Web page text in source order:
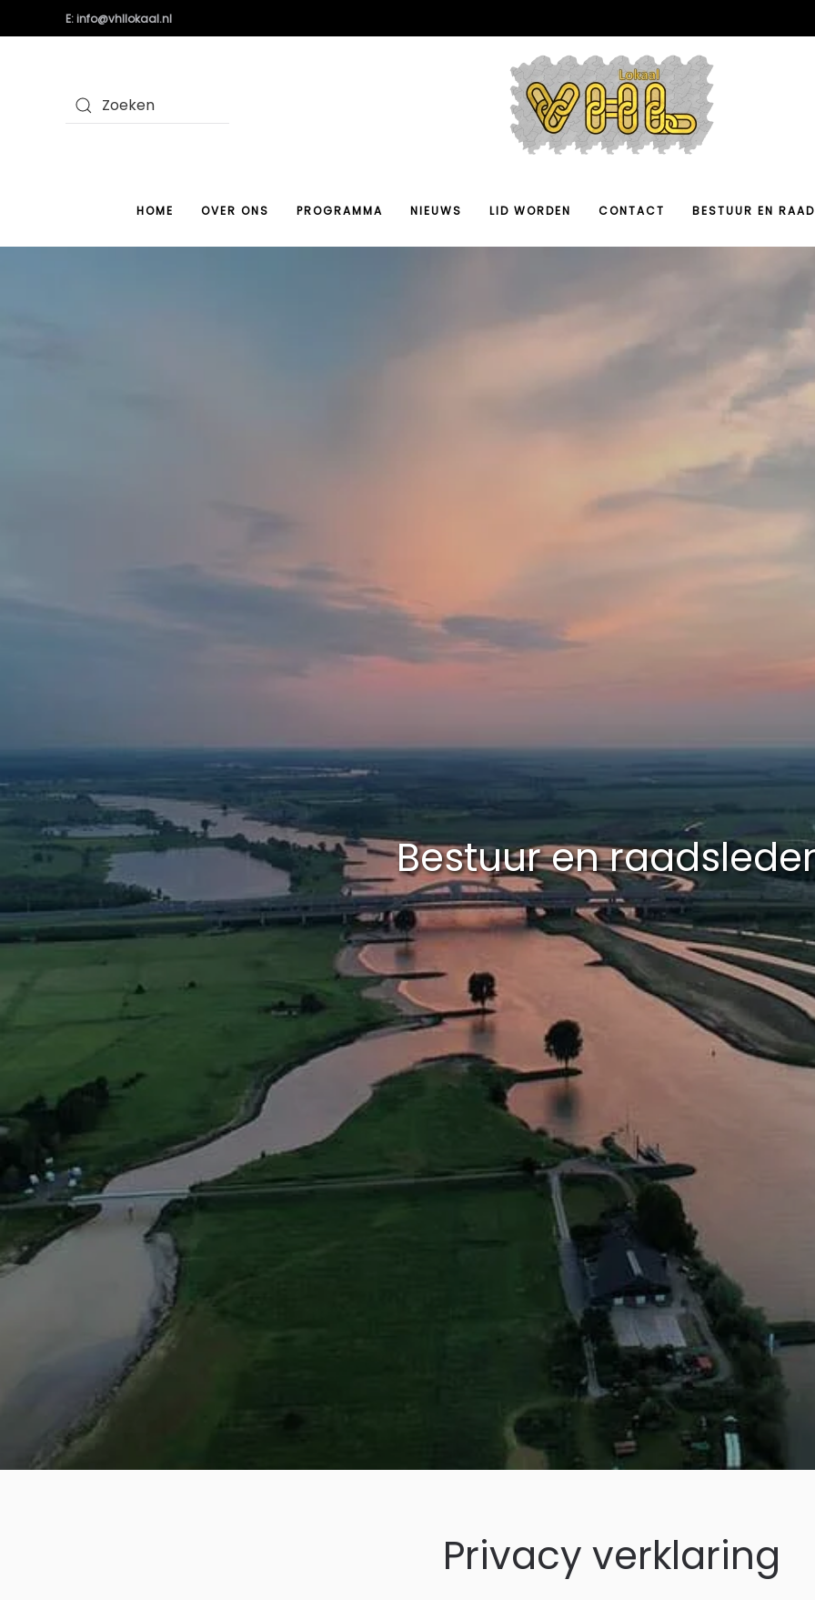
E: info@vhllokaal.nl
HOME OVER ONS PROGRAMMA NIEUWS LID WORDEN CONTACT BESTUUR EN
Bestuur en
Privacy verklaring